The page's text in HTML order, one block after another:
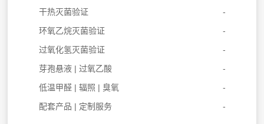
干热灭菌验证
环氧乙烷灭菌验证
过氧化氢灭菌验证
芽孢悬液 | 过氧乙酸
低温甲醛 | 辐照 | 臭氧
配套产品 | 定制服务